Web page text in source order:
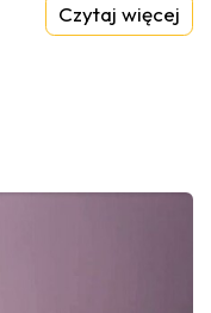
Czytaj więcej